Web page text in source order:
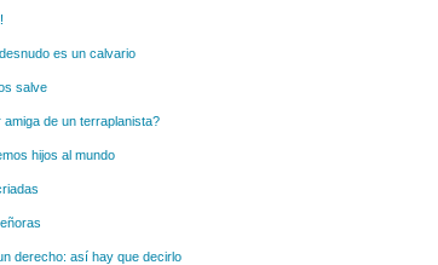
es un calvario
salve
de un terraplanista?
hijos al mundo
derecho: así hay que decirlo